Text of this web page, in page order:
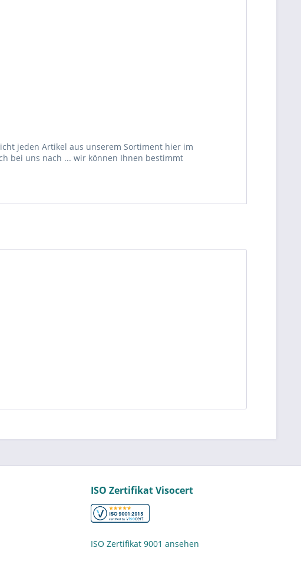
jeden Artikel aus unserem Sortiment hier im
bei uns nach ... wir können Ihnen bestimmt
ISO Zertifikat Visocert
ISO Zertifikat 9001 ansehen